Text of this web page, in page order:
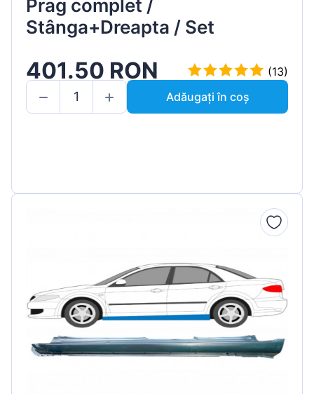
Prag complet /
Stânga+Dreapta / Set
401.50 RON
(13)
Adăugați în coș